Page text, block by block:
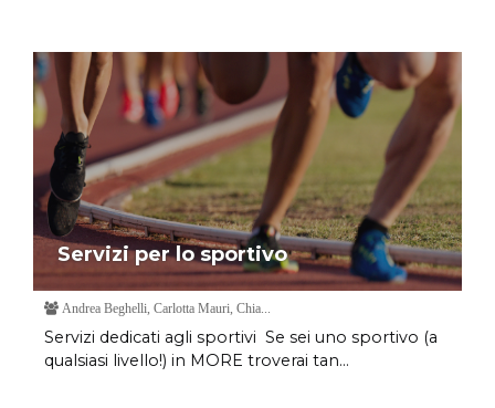
Servizi per lo sportivo
Andrea Beghelli, Carlotta Mauri, Chia...
Servizi dedicati agli sportivi Se sei uno sportivo (a
qualsiasi livello!) in MORE troverai tan...